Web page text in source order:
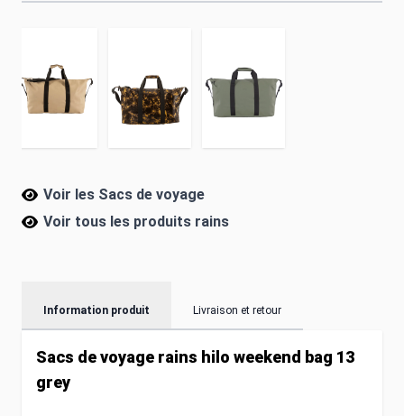
Voir les Sacs de voyage
Voir tous les produits rains
Information produit Livraison et retour
Sacs de voyage rains hilo weekend bag 13
grey